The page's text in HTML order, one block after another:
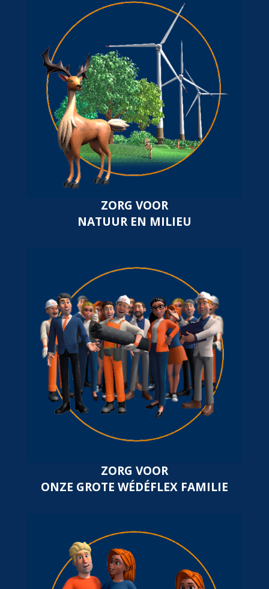
ZORG VOOR
NATUUR EN MILIEU
ZORG VOOR
ONZE GROTE WÉDÉFLEX FAMILIE